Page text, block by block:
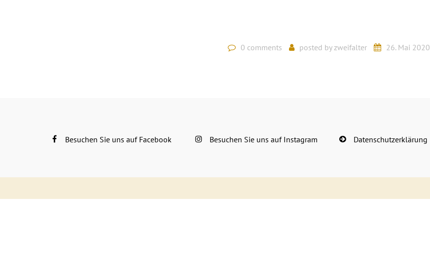
0 comments posted by zweifalter 26. Mai 2020
Besuchen Sie uns auf Facebook Besuchen Sie uns auf Instagram Datenschutzerklärung